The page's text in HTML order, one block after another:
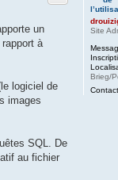
Site
Brieg/
un
à
logiciel de
images
SQL. De
au fichier